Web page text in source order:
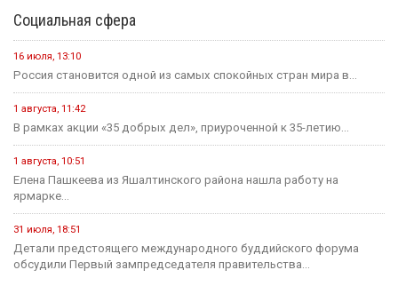
Социальная сфера
16 июля, 13:10
Россия становится одной из самых спокойных стран мира в...
1 августа, 11:42
В рамках акции «35 добрых дел», приуроченной к 35-летию...
1 августа, 10:51
Елена Пашкеева из Яшалтинского района нашла работу на
ярмарке...
31 июля, 18:51
Детали предстоящего международного буддийского форума
обсудили Первый зампредседателя правительства...